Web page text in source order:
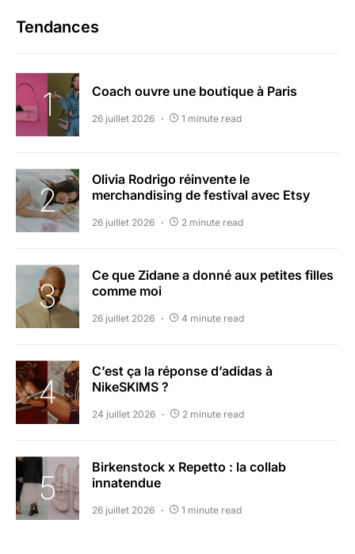
Tendances
Coach ouvre une boutique à Paris
26 juillet 2026 1 minute read
Olivia Rodrigo réinvente le
merchandising de festival avec Etsy
26 juillet 2026 2 minute read
Ce que Zidane a donné aux petites filles
comme moi
26 juillet 2026 4 minute read
C’est ça la réponse d’adidas à
NikeSKIMS ?
24 juillet 2026 2 minute read
Birkenstock x Repetto : la collab
innatendue
26 juillet 2026 1 minute read